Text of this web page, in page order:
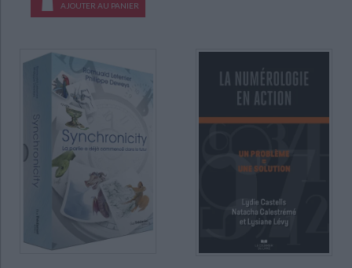
Les horoscopes magnétiques d'Isa (4)
Guide pratique (3)
La bible des cristaux (3)
DISPONIBILITÉ
epuise (4863)
disponible (3373)
manquant (184)
a-paraitre (106)
AJOUTER AU PANIER